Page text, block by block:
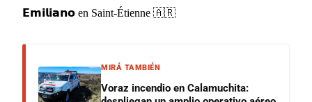
𝗘𝗺𝗶𝗹𝗶𝗮𝗻𝗼 en Saint-Étienne 🇦🇷
MIRÁ TAMBIÉN
Voraz incendio en Calamuchita: